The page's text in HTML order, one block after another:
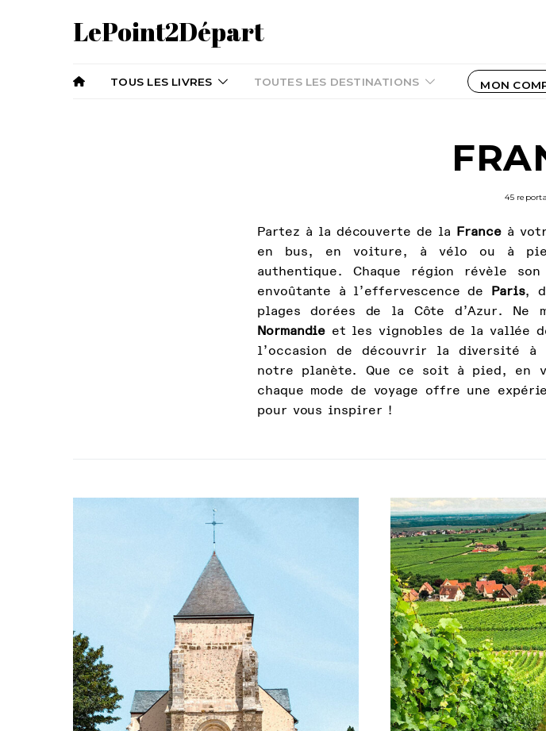
LePoint2Départ
TOUS LES LIVRES TOUTES LES DESTINATIONS MON
45
Partez à la découverte de la Franceà
en bus, en voiture, à vélo ou à
authentique. Chaque région révèle
envoûtante à l’effervescence de
Paris,
plages dorées de la Côte d’Azur. Ne
Normandie et les vignobles de la vallée
l’occasion de découvrir la diversité à
notre planète. Que ce soit à pied, en
chaque mode de voyage offre une
pour vous inspirer !